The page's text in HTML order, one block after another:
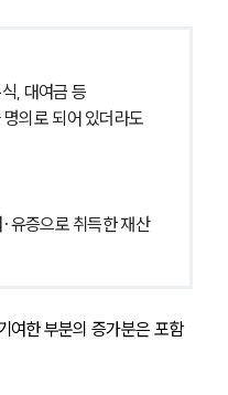
, 대여금 등
의로 되어 있더라도
유증으로 취득한 재산
여한 부분의 증가분은 포함